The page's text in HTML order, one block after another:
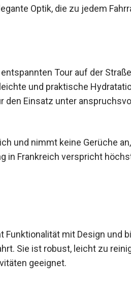
Optik, die zu jedem
Tour auf der
und praktische
Einsatz unter
und nimmt keine Gerüche an,
in Frankreich verspricht
Funktionalität mit Design und
Fahrt. Sie ist robust, leicht zu